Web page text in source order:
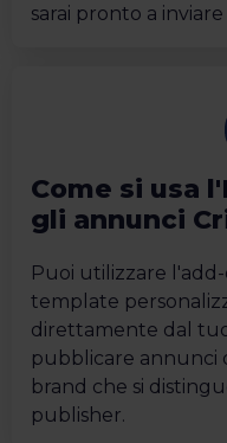
sarai pronto a
Come si usa
gli annunci
Puoi utilizzare
template
direttamente dal
pubblicare annunci
brand che si
publisher.